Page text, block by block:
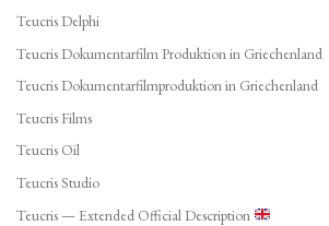
Teucris Delphi
Teucris Dokumentarfilm Produktion in Griechenland
Teucris Dokumentarfilmproduktion in Griechenland
Teucris Films
Teucris Oil
Teucris Studio
Teucris — Extended Official Description